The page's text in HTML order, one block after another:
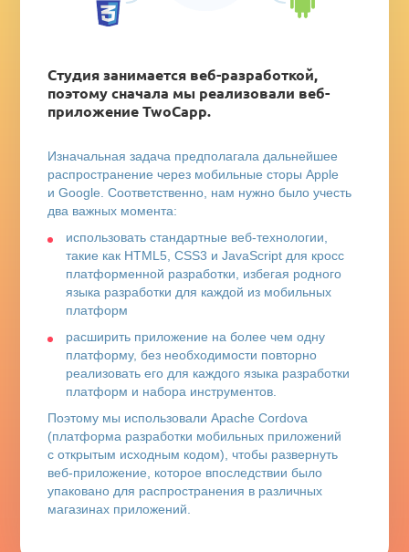
Студия занимается веб-разработкой,
поэтому сначала мы реализовали веб-
приложение TwoCapp.
Изначальная задача предполагала дальнейшее
распространение через мобильные сторы Apple
и Google. Соответственно, нам нужно было учесть
два важных момента:
использовать стандартные веб-технологии,
такие как HTML5, CSS3 и JavaScript для кросс
платформенной разработки, избегая родного
языка разработки для каждой из мобильных
платформ
расширить приложение на более чем одну
платформу, без необходимости повторно
реализовать его для каждого языка разработки
платформ и набора инструментов.
Поэтому мы использовали Apache Cordova
(платформа разработки мобильных приложений
с открытым исходным кодом), чтобы развернуть
веб-приложение, которое впоследствии было
упаковано для распространения в различных
магазинах приложений.